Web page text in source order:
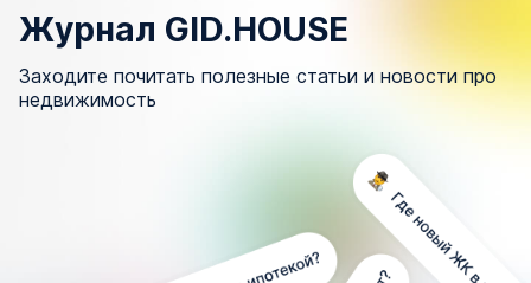
Журнал GID.HOUSE
Заходите почитать полезные статьи и новости про
недвижимость